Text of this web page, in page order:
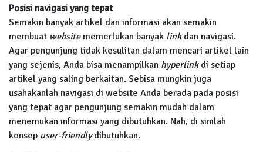
Posisi navigasi yang tepat
Semakin banyak artikel dan informasi akan semakin
membuat websitememerlukan banyak linkdan navigasi.
Agar pengunjung tidak kesulitan dalam mencari artikel lain
yang sejenis, Anda bisa menampilkan hyperlink di setiap
artikel yang saling berkaitan. Sebisa mungkin juga
usahakanlah navigasi di website Anda berada pada posisi
yang tepat agar pengunjung semakin mudah dalam
menemukan informasi yang dibutuhkan. Nah, di sinilah
konsep user-friendlydibutuhkan.